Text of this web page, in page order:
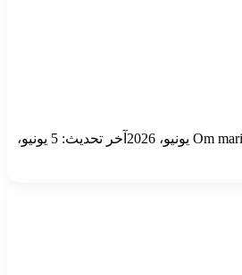
Om
آخر تحديث: 5 يونيو،